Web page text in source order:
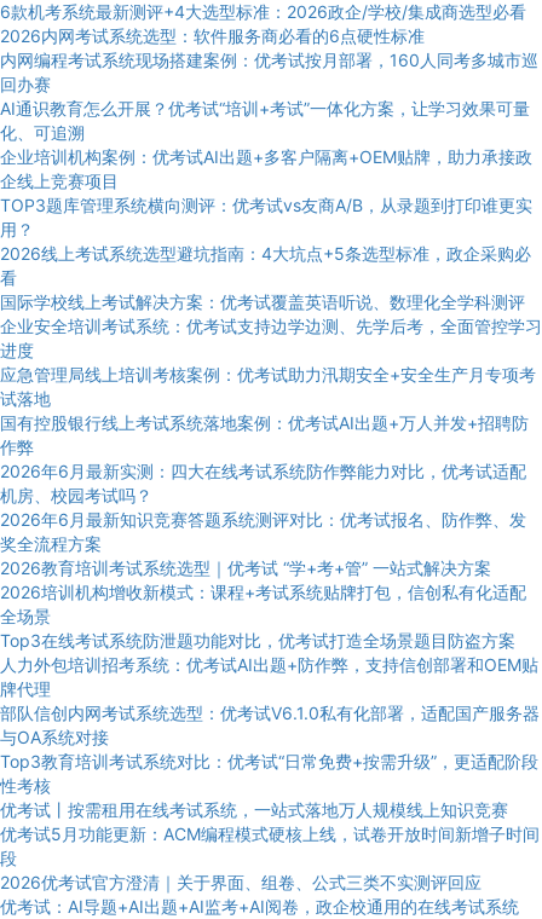
6款机考系统最新测评+4大选型标准：2026政企/学校/集成商选型必看
2026内网考试系统选型：软件服务商必看的6点硬性标准
内网编程考试系统现场搭建案例：优考试按月部署，160人同考多城市巡
回办赛
AI通识教育怎么开展？优考试“培训+考试”一体化方案，让学习效果可量
化、可追溯
企业培训机构案例：优考试AI出题+多客户隔离+OEM贴牌，助力承接政
企线上竞赛项目
TOP3题库管理系统横向测评：优考试vs友商A/B，从录题到打印谁更实
用？
2026线上考试系统选型避坑指南：4大坑点+5条选型标准，政企采购必
看
国际学校线上考试解决方案：优考试覆盖英语听说、数理化全学科测评
企业安全培训考试系统：优考试支持边学边测、先学后考，全面管控学习
进度
应急管理局线上培训考核案例：优考试助力汛期安全+安全生产月专项考
试落地
国有控股银行线上考试系统落地案例：优考试AI出题+万人并发+招聘防
作弊
2026年6月最新实测：四大在线考试系统防作弊能力对比，优考试适配
机房、校园考试吗？
2026年6月最新知识竞赛答题系统测评对比：优考试报名、防作弊、发
奖全流程方案
2026教育培训考试系统选型｜优考试 “学+考+管” 一站式解决方案
2026培训机构增收新模式：课程+考试系统贴牌打包，信创私有化适配
全场景
Top3在线考试系统防泄题功能对比，优考试打造全场景题目防盗方案
人力外包培训招考系统：优考试AI出题+防作弊，支持信创部署和OEM贴
牌代理
部队信创内网考试系统选型：优考试V6.1.0私有化部署，适配国产服务器
与OA系统对接
Top3教育培训考试系统对比：优考试“日常免费+按需升级”，更适配阶段
性考核
优考试丨按需租用在线考试系统，一站式落地万人规模线上知识竞赛
优考试5月功能更新：ACM编程模式硬核上线，试卷开放时间新增子时间
段
2026优考试官方澄清｜关于界面、组卷、公式三类不实测评回应
优考试：AI导题+AI出题+AI监考+AI阅卷，政企校通用的在线考试系统